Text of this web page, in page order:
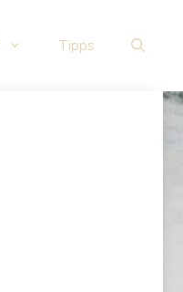
Tipps